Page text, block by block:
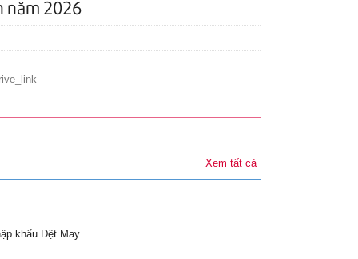
năm 2026
Xem tất cả
khẩu Dệt May